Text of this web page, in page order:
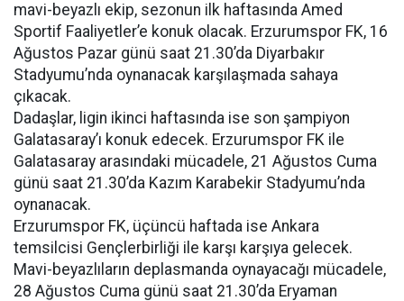
mavi-beyazlı ekip, sezonun ilk haftasında Amed
Sportif Faaliyetler’e konuk olacak. Erzurumspor FK, 16
Ağustos Pazar günü saat 21.30’da Diyarbakır
Stadyumu’nda oynanacak karşılaşmada sahaya
çıkacak.
Dadaşlar, ligin ikinci haftasında ise son şampiyon
Galatasaray’ı konuk edecek. Erzurumspor FK ile
Galatasaray arasındaki mücadele, 21 Ağustos Cuma
günü saat 21.30’da Kazım Karabekir Stadyumu’nda
oynanacak.
Erzurumspor FK, üçüncü haftada ise Ankara
temsilcisi Gençlerbirliği ile karşı karşıya gelecek.
Mavi-beyazlıların deplasmanda oynayacağı mücadele,
28 Ağustos Cuma günü saat 21.30’da Eryaman